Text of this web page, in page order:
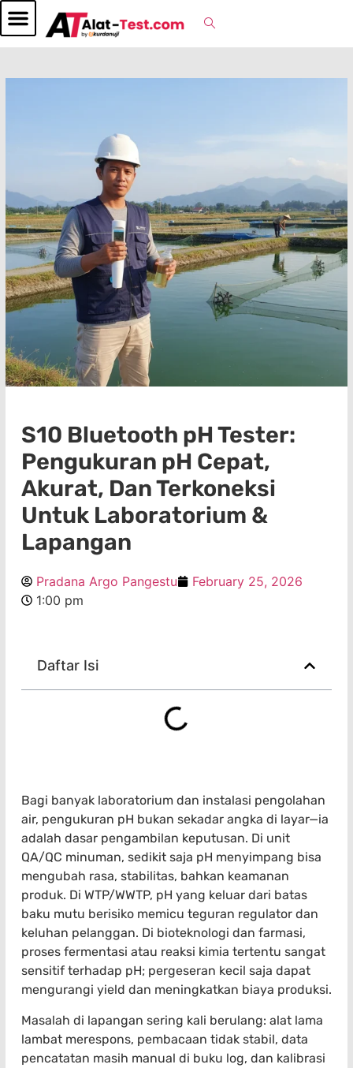
S10 Bluetooth pH Tester:
Pengukuran pH Cepat,
Akurat, Dan Terkoneksi
Untuk Laboratorium &
Lapangan
Pradana Argo Pangestu
February 25, 2026
1:00 pm
Daftar Isi
Bagi banyak laboratorium dan instalasi pengolahan
air, pengukuran pH bukan sekadar angka di layar—ia
adalah dasar pengambilan keputusan. Di unit
QA/QC minuman, sedikit saja pH menyimpang bisa
mengubah rasa, stabilitas, bahkan keamanan
produk. Di WTP/WWTP, pH yang keluar dari batas
baku mutu berisiko memicu teguran regulator dan
keluhan pelanggan. Di bioteknologi dan farmasi,
proses fermentasi atau reaksi kimia tertentu sangat
sensitif terhadap pH; pergeseran kecil saja dapat
mengurangi yield dan meningkatkan biaya produksi.
Masalah di lapangan sering kali berulang: alat lama
lambat merespons, pembacaan tidak stabil, data
pencatatan masih manual di buku log, dan kalibrasi